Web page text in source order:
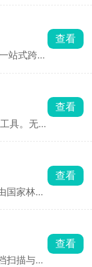
计技
置丰富
字换
满足企业
站式跨平
还可同
传输，大
日常生
输工具。
查看
具。无
并支持
果云、
清爽无
适合小
查看
国家林业
图导航
多种环
林员的
作。
查看
扫描与识
查看